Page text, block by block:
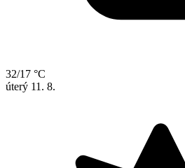
32/17 °C
úterý 11. 8.